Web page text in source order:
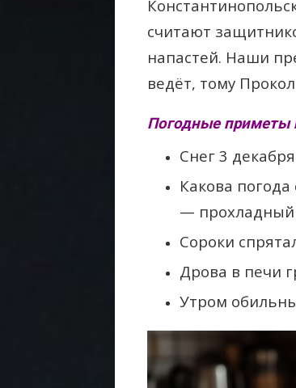
считают
напастей. Наши
ведёт, тому
Погодные приметы
Снег 3
Какова
— прохладный
Сороки
Дрова в печи
Утром